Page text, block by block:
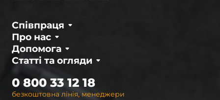
Про нас
Співпраця
Статті та огляди
Допомога
безкоштовна лінія, менеджери
0 800 33 12 18